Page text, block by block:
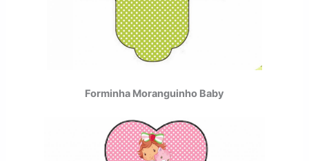
Forminha Moranguinho Baby